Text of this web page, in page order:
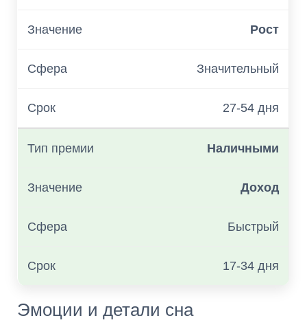
Рост
Значительный
27-54 дня
Наличными
Доход
Быстрый
17-34 дня
Эмоции и детали сна